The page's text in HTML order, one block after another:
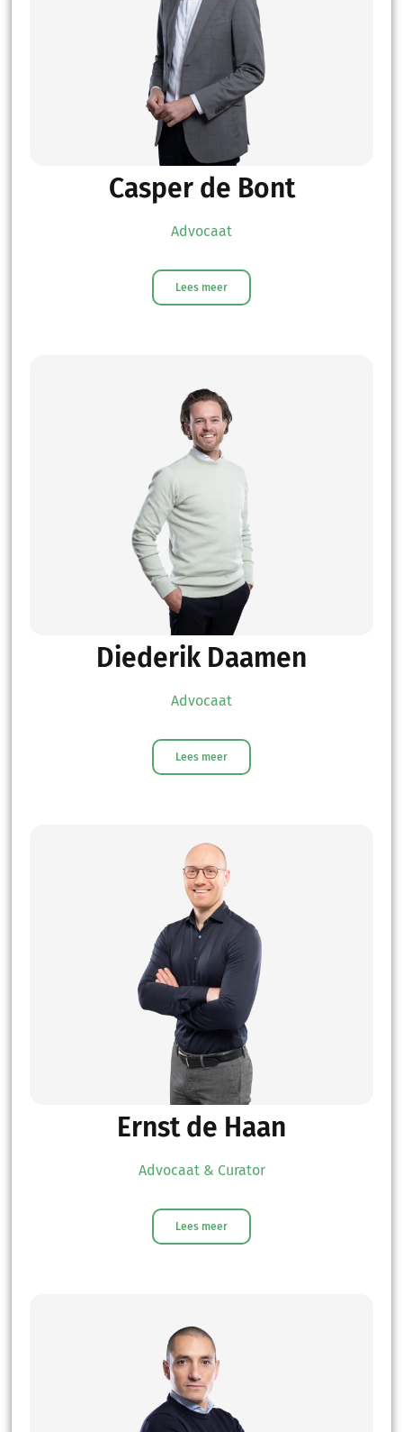
Casper de Bont
Advocaat
Lees meer
Diederik Daamen
Advocaat
Lees meer
Ernst de Haan
Advocaat & Curator
Lees meer